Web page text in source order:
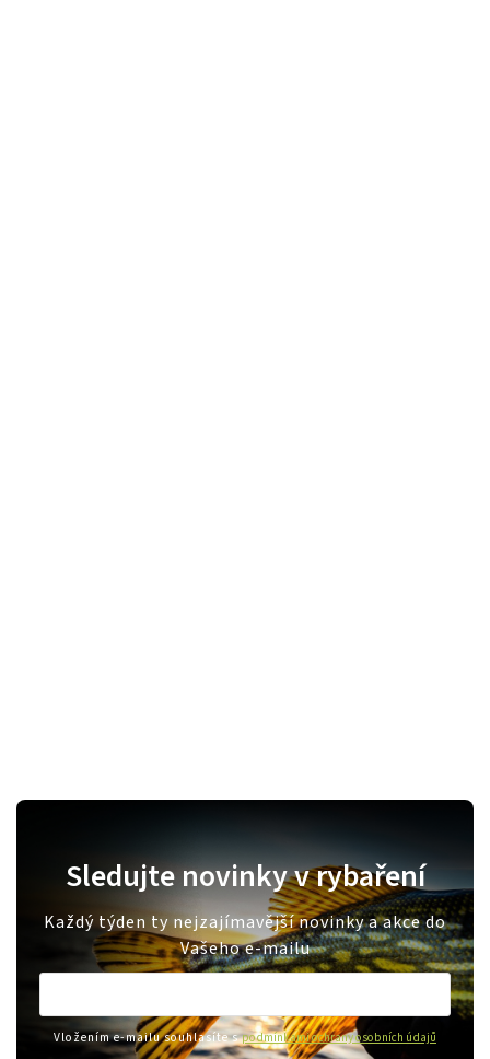
Sledujte novinky v rybaření
Každý týden ty nejzajímavější novinky a akce do
Vašeho e-mailu
Vložením e-mailu souhlasíte spodmínkami ochrany osobních údajů